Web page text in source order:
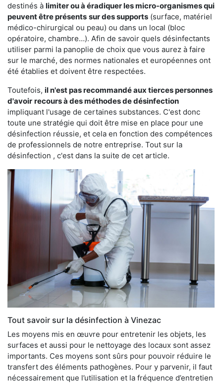
destinés à limiter ou à éradiquer les micro-organismes qui
peuvent être présents sur des supports (surface, matériel
médico-chirurgical ou peau) ou dans un local (bloc
opératoire, chambre…). Afin de savoir quels désinfectants
utiliser parmi la panoplie de choix que vous aurez à faire
sur le marché, des normes nationales et européennes ont
été établies et doivent être respectées.
Toutefois, il n'est pas recommandé aux tierces personnes
d'avoir recours à des méthodes de désinfection
impliquant l'usage de certaines substances. C'est donc
toute une stratégie qui doit être mise en place pour une
désinfection réussie, et cela en fonction des compétences
de professionnels de notre entreprise. Tout sur la
désinfection , c'est dans la suite de cet article.
Tout savoir sur la désinfection à Vinezac
Les moyens mis en œuvre pour entretenir les objets, les
surfaces et aussi pour le nettoyage des locaux sont assez
importants. Ces moyens sont sûrs pour pouvoir réduire le
transfert des éléments pathogènes. Pour y parvenir, il faut
nécessairement que l’utilisation et la fréquence d’entretien